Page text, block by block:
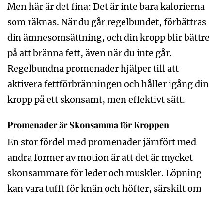
Men här är det fina: Det är inte bara kalorierna
som räknas. När du går regelbundet, förbättras
din ämnesomsättning, och din kropp blir bättre
på att bränna fett, även när du inte går.
Regelbundna promenader hjälper till att
aktivera fettförbränningen och håller igång din
kropp på ett skonsamt, men effektivt sätt.
Promenader är Skonsamma för Kroppen
En stor fördel med promenader jämfört med
andra former av motion är att det är mycket
skonsammare för leder och muskler. Löpning
kan vara tufft för knän och höfter, särskilt om